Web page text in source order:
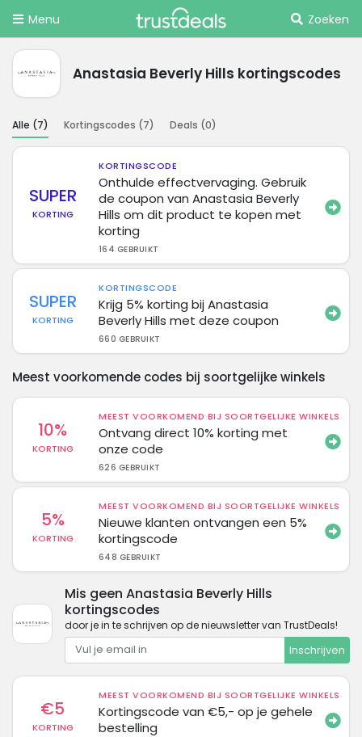
Menu Zoeken
Anastasia Beverly Hills kortingscodes
Alle (7) Kortingscodes (7) Deals (0)
SUPER
KORTING
KORTINGSCODE
Onthulde effectvervaging. Gebruik
de coupon van Anastasia Beverly
Hills om dit product te kopen met
korting
164 GEBRUIKT
SUPER
KORTING
KORTINGSCODE
Krijg 5% korting bij Anastasia
Beverly Hills met deze coupon
660 GEBRUIKT
Meest voorkomende codes bij soortgelijke winkels
10%
KORTING
MEEST VOORKOMEND BIJ SOORTGELIJKE WINKELS
Ontvang direct 10% korting met
onze code
626 GEBRUIKT
5%
KORTING
MEEST VOORKOMEND BIJ SOORTGELIJKE WINKELS
Nieuwe klanten ontvangen een 5%
kortingscode
648 GEBRUIKT
Mis geen Anastasia Beverly Hills
kortingscodes
door je in te schrijven op de nieuwsletter van TrustDeals!
Inschrijven
€5
KORTING
MEEST VOORKOMEND BIJ SOORTGELIJKE WINKELS
Kortingscode van €5,- op je gehele
bestelling